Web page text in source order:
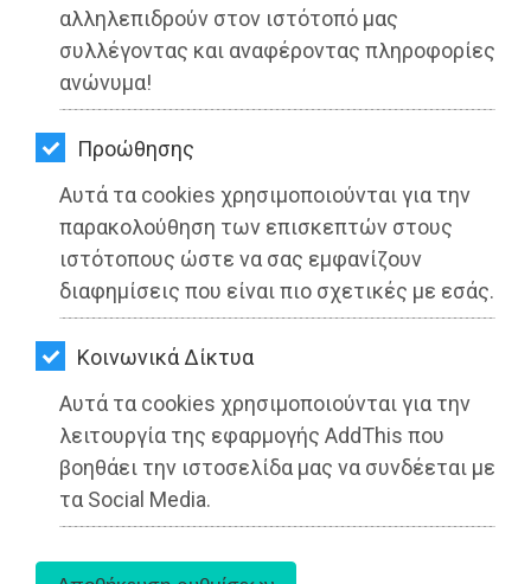
αλληλεπιδρούν στον ιστότοπό μας
συλλέγοντας και αναφέροντας πληροφορίες
ανώνυμα!
Προώθησης
Αυτά τα cookies χρησιμοποιούνται για την
παρακολούθηση των επισκεπτών στους
ιστότοπους ώστε να σας εμφανίζουν
διαφημίσεις που είναι πιο σχετικές με εσάς.
Kοινωνικά Δίκτυα
Αυτά τα cookies χρησιμοποιούνται για την
λειτουργία της εφαρμογής AddThis που
βοηθάει την ιστοσελίδα μας να συνδέεται με
τα Social Media.
ΕΞΟΔΟΣ
ΠΕΡΙΒΑΛΛΟΝ
ΚΑΤΟΙΚΙΔΙΟ
ΑΓΓΕΛΙΕΣ
ΕΦΗΜΕΡΙΔΕΣ
OΔΗΓΟΣ
ΑΓΟΡΑΣ
ΨΙΘΥΡΟΙ
ΑΠΟΣΤΟΛΗ
ΑΡΘΡΩΝ
Ανεπαρκές το «επιτελικό» κράτος
Μητσοτάκη - Χωρίς ρεύμα για ώρες
περιοχές Ανατολικής Αττικής
Διαβάστηκε 5622 φορές
Ιδρυτικό μέλος ΚΙΝΑΛ-ΠΑΣΟΚ